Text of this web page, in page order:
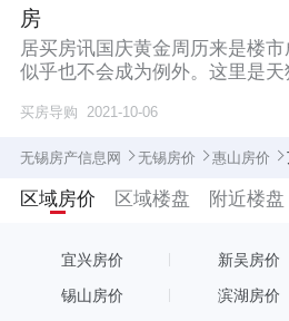
房
居买房讯国庆黄金周历来是楼
似乎也不会成为例外。这里是
买房导购 2021-10-06
无锡房产信息网 无锡房价 惠山房价
区域房价 区域楼盘 附近楼盘
宜兴房价 新吴房价
锡山房价 滨湖房价